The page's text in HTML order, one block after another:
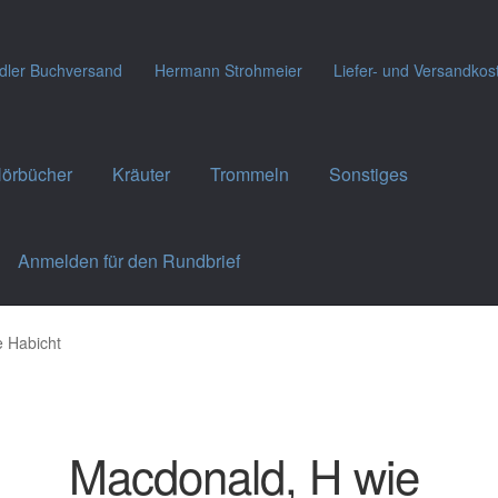
Buchversand Hermann Strohmeier Liefer- und
Kräuter Trommeln Sonstiges
Anmelden für den Rundbrief
Habicht
Macdonald, H wie